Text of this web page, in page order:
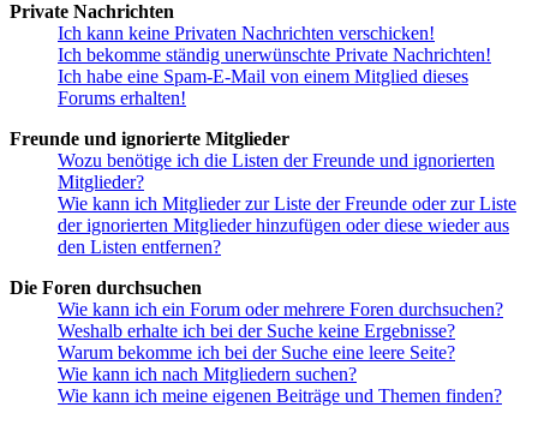
Private Nachrichten
Ich kann keine Privaten Nachrichten verschicken!
Ich bekomme ständig unerwünschte Private Nachrichten!
Ich habe eine Spam-E-Mail von einem Mitglied dieses
Forums erhalten!
Freunde und ignorierte Mitglieder
Wozu benötige ich die Listen der Freunde und ignorierten
Mitglieder?
Wie kann ich Mitglieder zur Liste der Freunde oder zur Liste
der ignorierten Mitglieder hinzufügen oder diese wieder aus
den Listen entfernen?
Die Foren durchsuchen
Wie kann ich ein Forum oder mehrere Foren durchsuchen?
Weshalb erhalte ich bei der Suche keine Ergebnisse?
Warum bekomme ich bei der Suche eine leere Seite?
Wie kann ich nach Mitgliedern suchen?
Wie kann ich meine eigenen Beiträge und Themen finden?